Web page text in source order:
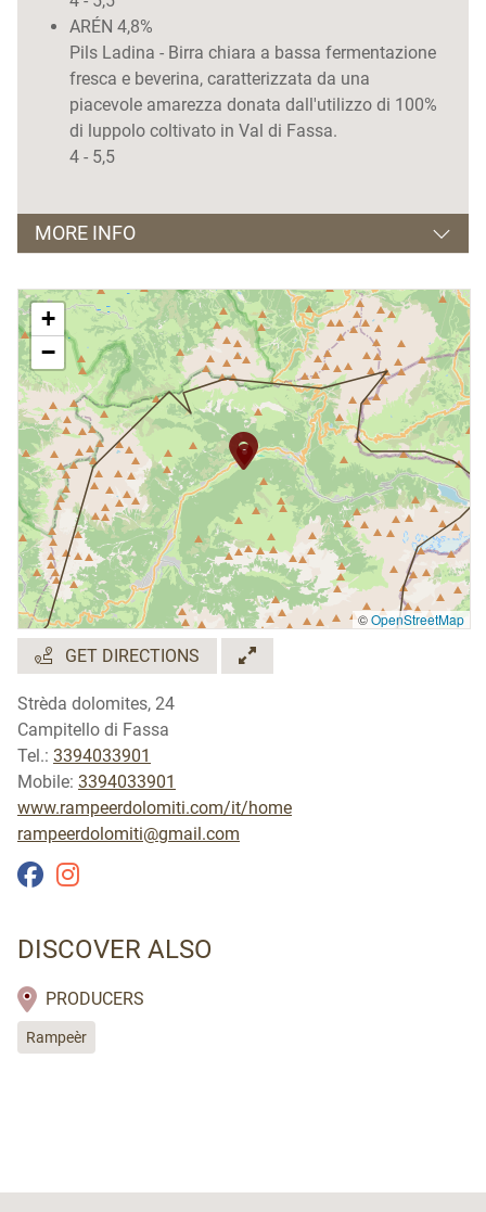
ARÉN 4,8%
Pils Ladina - Birra chiara a bassa fermentazione
fresca e beverina, caratterizzata da una
piacevole amarezza donata dall'utilizzo di 100%
di luppolo coltivato in Val di Fassa.
4 - 5,5
MORE INFO
Vendita prodotti di propria produzione e
degustazione presso il birrificio.
Visite guidate:
A tutta Birra!- Il mercoledì alle ore 16.00su prenotazione,
chiamando il339 4033901
Apertura e orari:
Da dicembre ad Aprile e da Maggio a Ottobre, aperto
tutti i giorni
10:00 - 24:00
Lingue parlate:
Inglese - tedesco
Se volete soggiornare a Campitello di Fassa, il
nostro birrificio si trova all'interno dell'
vista Dolomiti della Val di Fassa e tutto il calore
della famiglia Riz.
+
−
©OpenStreetMap
GET DIRECTIONS
Strèda dolomites, 24
Campitello di Fassa
Tel.: 3394033901
Mobile: 3394033901
www.rampeerdolomiti.com/it/home
rampeerdolomiti@gmail.com
DISCOVER ALSO
PRODUCERS
Rampeèr